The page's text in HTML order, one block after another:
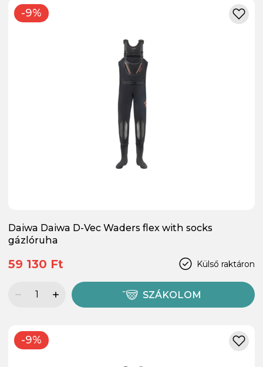
-9%
Daiwa Daiwa D-Vec Waders flex with socks
gázlóruha
Külső raktáron
59 130 Ft
SZÁKOLOM
-9%